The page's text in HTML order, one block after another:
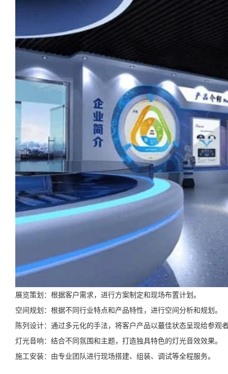
展览策划：根据客户需求，进行方案制定和现场布置计划。
空间规划：根据不同行业特点和产品特性，进行空间分析和规划。
陈列设计：通过多元化的手法，将客户产品以蕞佳状态呈现给参观
灯光音响：结合不同氛围和主题，打造独具特色的灯光音效效果。
施工安装：由专业团队进行现场搭建、组装、调试等全程服务。